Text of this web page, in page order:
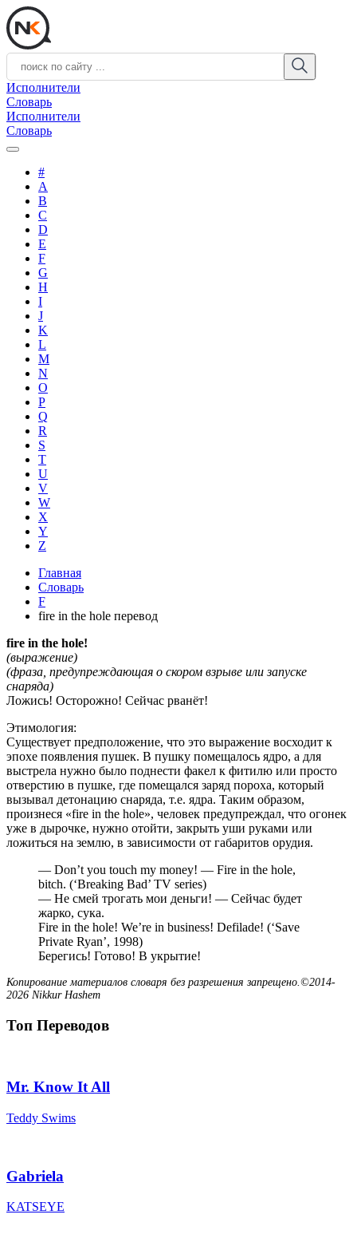
Исполнители
Словарь
Исполнители
Словарь
#
A
B
C
D
E
F
G
H
I
J
K
L
M
N
O
P
Q
R
S
T
U
V
W
X
Y
Z
Главная
Словарь
F
fire in the hole перевод
fire in the hole!
(выражение)
(фраза, предупреждающая о скором взрыве или запуске
снаряда)
Ложись! Осторожно! Сейчас рванёт!
Этимология:
Существует предположение, что это выражение восходит к
эпохе появления пушек. В пушку помещалось ядро, а для
выстрела нужно было поднести факел к фитилю или просто
отверстию в пушке, где помещался заряд пороха, который
вызывал детонацию снаряда, т.е. ядра. Таким образом,
произнеся «fire in the hole», человек предупреждал, что огонек
уже в дырочке, нужно отойти, закрыть уши руками или
ложиться на землю, в зависимости от габаритов орудия.
— Don’t you touch my money! — Fire in the hole,
bitch. (‘Breaking Bad’ TV series)
— Не смей трогать мои деньги! — Сейчас будет
жарко, сука.
Fire in the hole! We’re in business! Defilade! (‘Save
Private Ryan’, 1998)
Берегись! Готово! В укрытие!
Копирование материалов словаря без разрешения запрещено.©2014-
2026 Nikkur Hashem
Топ Переводов
Mr. Know It All
Teddy Swims
Gabriela
KATSEYE